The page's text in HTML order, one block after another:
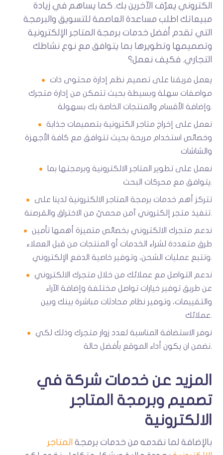
الكتروني يعرّف الآخرين بك. كما يساهم في زيادة
مبيعاتك اطلب مساعدة العاصمة للتسويق والبرمجة
التي تقدم أفضل خدمات برمجة المتاجر الإلكترونية
وتصميمها وتطويرها بما يتوافق مع نوع نشاطك
التجاري. فكيف نعمل؟
يعمل فريقنا على تصميم نظم إدارة محتوى ذات
مواصفات سهلة وبسيطة بحيث تتمكن من إدارة متجرك
وإضافة الأقسام والمنتجات الخاصة بك بسهولة.
نعمل على إخراج متاجر الكترونية بتصميمات جذابة
وخصائص استخدام مريحة بحيث تتوافق مع كافة الأجهزة
والشاشات
نعمل على تطوير المتاجر الالكترونية وبرمجتها بما
يتوافق مع محركات البحث.
تتركز أهم خدمات برمجة المتاجر الالكترونية لدينا على
تنفيذ متجر إلكتروني آمن محميّ من الاختراق والقرصنة.
ندعم متجرك الالكتروني بخصائص متميزة أهمها تأمين
طرق متعددة لشراء الخدمات أو المنتجات من قبل العملاء
وتتبع عمليات الشحن، وتوفير خاصية الدفع الإلكتروني.
ندعم التواصل مع عملائك من خلال متجرك الالكتروني
عن طريق توفير خيارات تواصل مختلفة وإضافة الآراء
والتقييمات، وتوفير نظام محادثات مباشرة بينك وبين
عملائك.
نوفر الاستضافة المناسبة لعدد زوار متجرك وذلك لكي
نضمن ان يكون أداء الموقع بأفضل حالة.
المزيد عن خدمات شركة في
تصميم وبرمجة المتاجر
الالكترونية
بالإضافة لما نقدمه من خدمات برمجة المتاجر